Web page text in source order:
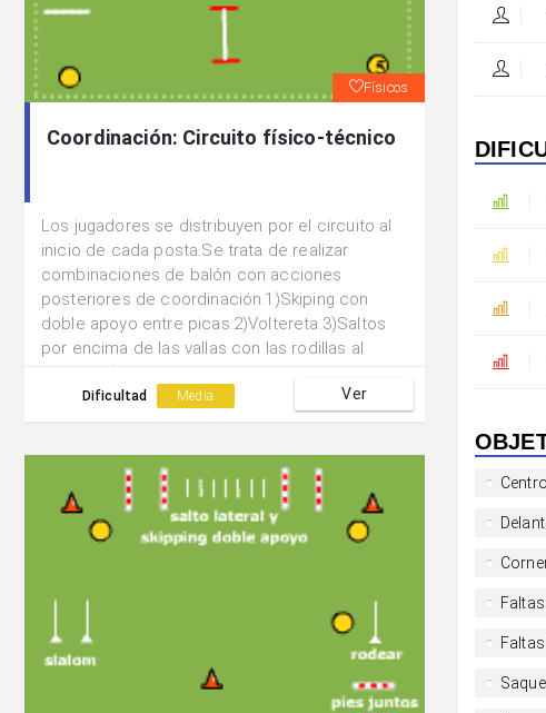
Físicos
Coordinación: Circuito físico-técnico
Los jugadores se distribuyen por el circuito al
inicio de cada posta.Se trata de realizar
combinaciones de balón con acciones
posteriores de coordinación.1)Skiping con
doble apoyo entre picas.2)Voltereta.3)Saltos
por encima de las vallas con las rodillas al
peccho.4)Conducción entre conos en
slalom.5)Acción de regate rodeo y salto de
valla.
Dificultad Media Ver